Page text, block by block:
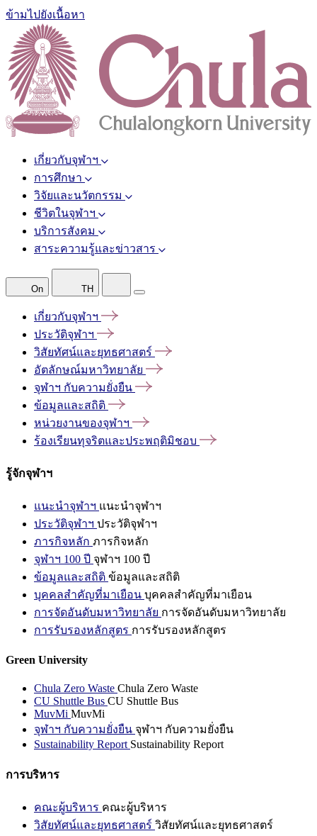
ข้ามไปยังเนื้อหา
เกี่ยวกับจุฬาฯ
การศึกษา
วิจัยและนวัตกรรม
ชีวิตในจุฬาฯ
บริการสังคม
สาระความรู้และข่าวสาร
On TH
เกี่ยวกับจุฬาฯ
ประวัติจุฬาฯ
วิสัยทัศน์และยุทธศาสตร์
อัตลักษณ์มหาวิทยาลัย
จุฬาฯ กับความยั่งยืน
ข้อมูลและสถิติ
หน่วยงานของจุฬาฯ
ร้องเรียนทุจริตและประพฤติมิชอบ
รู้จักจุฬาฯ
แนะนำจุฬาฯ แนะนำจุฬาฯ
ประวัติจุฬาฯ ประวัติจุฬาฯ
ภารกิจหลัก ภารกิจหลัก
จุฬาฯ 100 ปี จุฬาฯ 100 ปี
ข้อมูลและสถิติ ข้อมูลและสถิติ
บุคคลสำคัญที่มาเยือน บุคคลสำคัญที่มาเยือน
การจัดอันดับมหาวิทยาลัย การจัดอันดับมหาวิทยาลัย
การรับรองหลักสูตร การรับรองหลักสูตร
Green University
Chula Zero Waste Chula Zero Waste
CU Shuttle Bus CU Shuttle Bus
MuvMi MuvMi
จุฬาฯ กับความยั่งยืน จุฬาฯ กับความยั่งยืน
Sustainability Report Sustainability Report
การบริหาร
คณะผู้บริหาร คณะผู้บริหาร
วิสัยทัศน์และยุทธศาสตร์ วิสัยทัศน์และยุทธศาสตร์